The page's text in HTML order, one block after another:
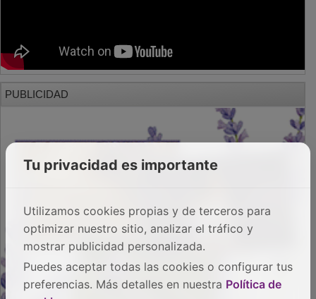
PUBLICIDAD
Tu privacidad es importante
Utilizamos cookies propias y de terceros para
optimizar nuestro sitio, analizar el tráfico y
mostrar publicidad personalizada.
Puedes aceptar todas las cookies o configurar tus
preferencias. Más detalles en nuestra Política de